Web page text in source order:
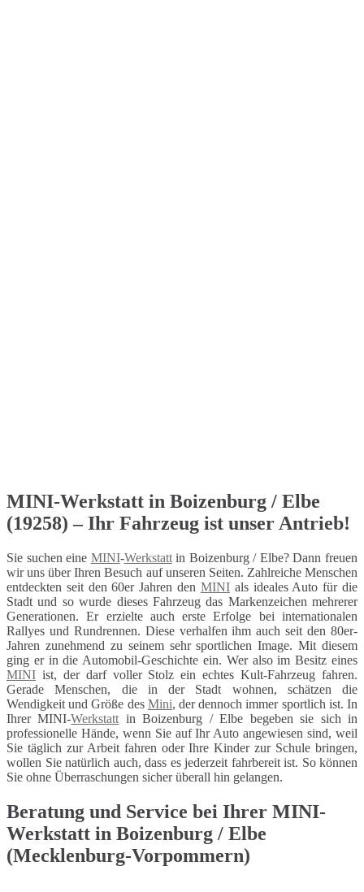
MINI-Werkstatt in Boizenburg / Elbe
(19258) – Ihr Fahrzeug ist unser Antrieb!
Sie suchen eine MINI-Werkstattin Boizenburg / Elbe? Dann freuen
wir uns über Ihren Besuch auf unseren Seiten. Zahlreiche Menschen
entdeckten seit den 60er Jahren den MINIals ideales Auto für die
Stadt und so wurde dieses Fahrzeug das Markenzeichen mehrerer
Generationen. Er erzielte auch erste Erfolge bei internationalen
Rallyes und Rundrennen. Diese verhalfen ihm auch seit den 80er-
Jahren zunehmend zu seinem sehr sportlichen Image. Mit diesem
ging er in die Automobil-Geschichte ein. Wer also im Besitz eines
MINI ist, der darf voller Stolz ein echtes Kult-Fahrzeug fahren.
Gerade Menschen, die in der Stadt wohnen, schätzen die
Wendigkeit und Größe des Mini, der dennoch immer sportlich ist. In
Ihrer MINI-Werkstatt in Boizenburg / Elbe begeben sie sich in
professionelle Hände, wenn Sie auf Ihr Auto angewiesen sind, weil
Sie täglich zur Arbeit fahren oder Ihre Kinder zur Schule bringen,
wollen Sie natürlich auch, dass es jederzeit fahrbereit ist. So können
Sie ohne Überraschungen sicher überall hin gelangen.
Beratung und Service bei Ihrer MINI-
Werkstatt in Boizenburg / Elbe
(Mecklenburg-Vorpommern)